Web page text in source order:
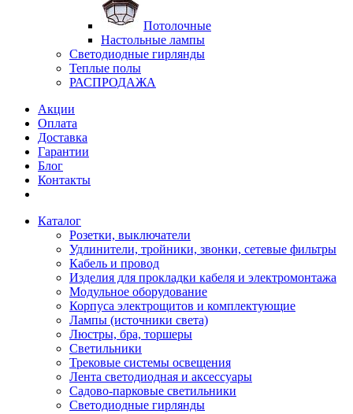
Потолочные
Настольные лампы
Светодиодные гирлянды
Теплые полы
РАСПРОДАЖА
Акции
Оплата
Доставка
Гарантии
Блог
Контакты
Каталог
Розетки, выключатели
Удлинители, тройники, звонки, сетевые фильтры
Кабель и провод
Изделия для прокладки кабеля и электромонтажа
Модульное оборудование
Корпуса электрощитов и комплектующие
Лампы (источники света)
Люстры, бра, торшеры
Светильники
Трековые системы освещения
Лента светодиодная и аксессуары
Садово-парковые светильники
Светодиодные гирлянды